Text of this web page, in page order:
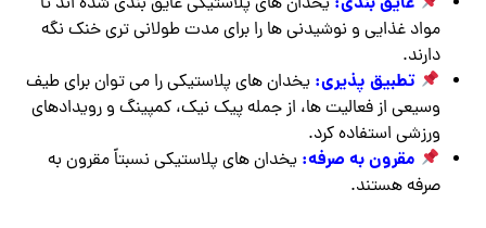
مواد غذایی و نوشیدنی ها را برای مدت طولانی تری خنک نگه
دارند.
تطبیق پذیری: یخدان های پلاستیکی را می توان برای طیف
وسیعی از فعالیت ها، از جمله پیک نیک، کمپینگ و رویدادهای
ورزشی استفاده کرد.
مقرون به صرفه: یخدان های پلاستیکی نسبتاً مقرون به
صرفه هستند.